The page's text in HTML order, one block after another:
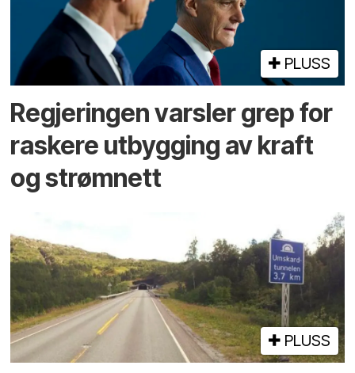
PLUSS
Regjeringen varsler grep for
raskere utbygging av kraft
og strømnett
PLUSS